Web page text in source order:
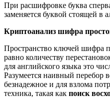
При расшифровке буква
заменяется буквой стоящей в
Криптоанализ шифра
Пространство ключей шифра
равно количеству
для английского языка это
Разумеется наивный перебор
безнадежное и для взлома
техника, такая как поиск